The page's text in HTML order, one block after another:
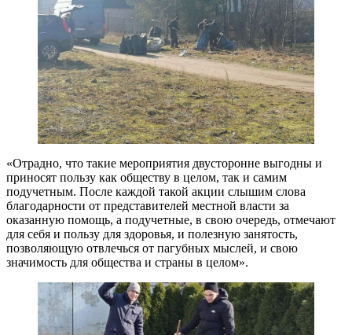
«Отрадно, что такие мероприятия двусторонне выгодны и
приносят пользу как обществу в целом, так и самим
подучетным. После каждой такой акции слышим слова
благодарности от представителей местной власти за
оказанную помощь, а подучетные, в свою очередь, отмечают
для себя и пользу для здоровья, и полезную занятость,
позволяющую отвлечься от пагубных мыслей, и свою
значимость для общества и страны в целом».